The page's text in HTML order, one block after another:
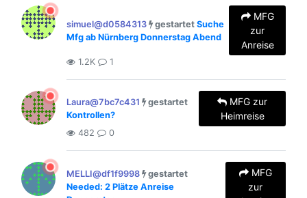
simuel@d0584313 gestartet Suche
Mfg ab Nürnberg Donnerstag Abend
MFG
zur
Anreise
1.2K 1
Laura@7bc7c431
gestartet
Kontrollen?
MFG zur
Heimreise
482 0
MELLI@df1f9998 gestartet
Needed: 2 Plätze Anreise
MFG
zur